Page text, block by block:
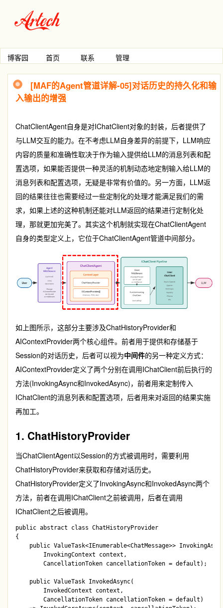
博客园 首页 联系 管理
[MAF的Agent管道详解-05]对话历史的持久化和输
入输出的增强
ChatClientAgent自身是对IChatClient对象的封装，后者提供了
与LLM交互的能力。在不考虑LLM自身差异的前提下，LLM响应
内容的质量和准确性取决于作为输入提供给LLM的消息列表和配
置选项，如果能否提供一种灵活的机制动态地定制输入给LLM的
消息列表和配置选项，无疑是非常有价值的。另一方面，LLM返
回的结果往往也需要经过一些定制化的处理才能满足我们的需
求，如果上述的这种机制还能对LLM返回的结果进行定制化处
理，那就更加完美了。其实这个机制就实现在ChatClientAgent
自身的类型定义上，它位于ChatClientAgent管道中间部分。
如上图所示，这部分主要涉及ChatHistoryProvider和
AIContextProvider两个核心组件。前者用于提供和存储基于
Session的对话历史，后者可以视为中间件的另一种定义方式：
AIContextProvider定义了两个分别在调用IChatClient前后执行的
方法(InvokingAsync和InvokedAsync)，前者用来定制传入
IChatClient的消息列表和配置选项，后者用来对返回的结果实施
再加工。
1. ChatHistoryProvider
当ChatClientAgent以Session的方式被调用时，需要利用
ChatHistoryProvider来获取和存储对话历史。
ChatHistoryProvider定义了InvokingAsync和InvokedAsync两个
方法，前者在调用IChatClient之前被调用，后者在调用
IChatClient之后被调用。
public abstract class ChatHistoryProvider
{
public ValueTask<IEnumerable<ChatMessage>>
        InvokingContext context,
        CancellationToken cancellationToken = default);
    public ValueTask InvokedAsync(
        InvokedContext context,
        CancellationToken cancellationToken = default)